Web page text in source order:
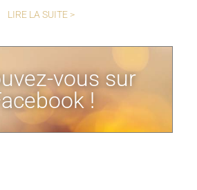
LIRE LA SUITE >
vous sur
!